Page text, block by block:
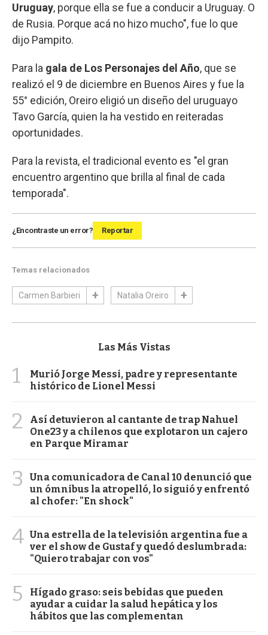
Uruguay, porque ella se fue a conducir a Uruguay. O
de Rusia. Porque acá no hizo mucho", fue lo que
dijo Pampito.
Para la gala de Los Personajes del Año, que se
realizó el 9 de diciembre en Buenos Aires y fue la
55° edición, Oreiro eligió un diseño del uruguayo
Tavo García, quien la ha vestido en reiteradas
oportunidades.
Para la revista, el tradicional evento es "el gran
encuentro argentino que brilla al final de cada
temporada".
¿Encontraste un error? Reportar
Temas relacionados
Carmen Barbieri Natalia Oreiro
Las Más Vistas
1
Murió Jorge Messi, padre y representante
histórico de Lionel Messi
2
Así detuvieron al cantante de trap Nahuel
One23 y a chilenos que explotaron un cajero
en Parque Miramar
3
Una comunicadora de Canal 10 denunció que
un ómnibus la atropelló, lo siguió y enfrentó
al chofer: "En shock"
4 Una estrella de la televisión argentina fue a
ver el show de Gustaf y quedó deslumbrada:
"Quiero trabajar con vos"
5
Hígado graso: seis bebidas que pueden
ayudar a cuidar la salud hepática y los
hábitos que las complementan